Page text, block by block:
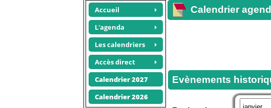
Accueil
L'agenda
Les calendriers
Accès direct
Calendrier 2027
Calendrier 2026
Calendrier
Evènements